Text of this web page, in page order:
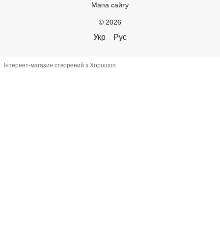
Мапа сайту
© 2026
Укр Рус
Інтернет-магазин створений з Хорошоп